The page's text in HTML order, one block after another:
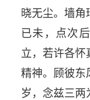
晓无尘。墙角
已未，点次
立，若许各怀
精神。顾彼东
岁，念兹三